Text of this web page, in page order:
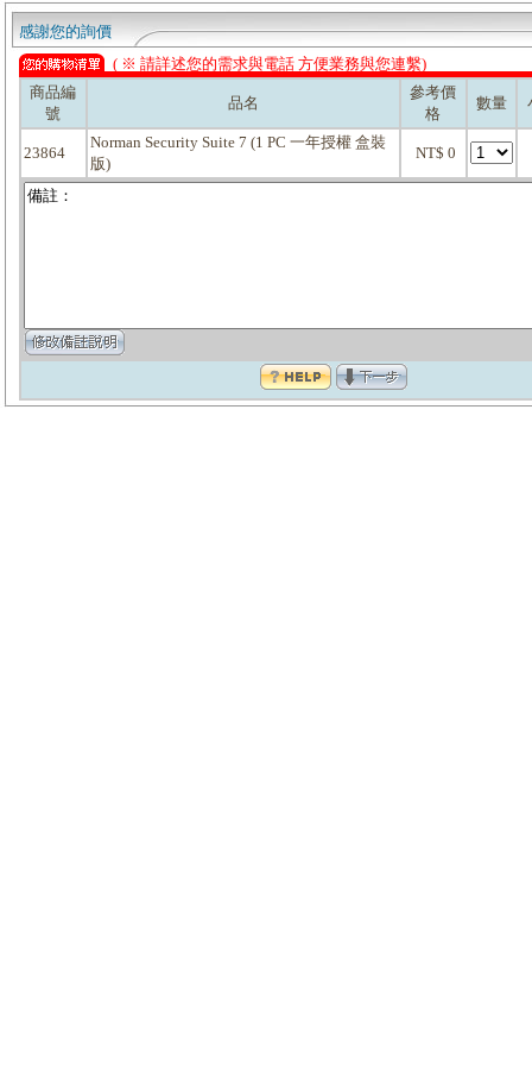
感謝您的詢價
( ※ 請詳述您的需求與電話 方便業務與您連繫)
商品編
號
品名
參考價
格
數量
23864
Norman Security Suite 7 (1 PC 一年授權 盒裝
版)
NT$ 0